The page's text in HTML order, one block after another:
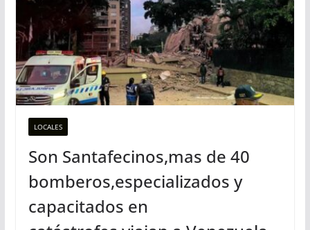
LOCALES
Son Santafecinos,mas de 40
bomberos,especializados y
capacitados en